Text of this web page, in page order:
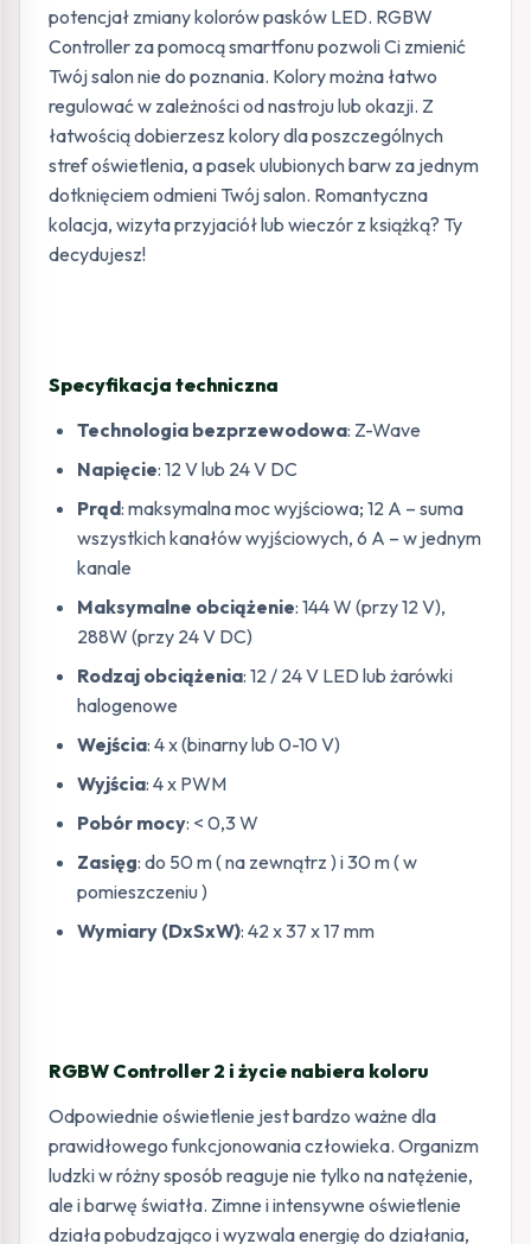
potencjał zmiany kolorów pasków LED. RGBW
Controller za pomocą smartfonu pozwoli Ci zmienić
Twój salon nie do poznania. Kolory można łatwo
regulować w zależności od nastroju lub okazji. Z
łatwością dobierzesz kolory dla poszczególnych
stref oświetlenia, a pasek ulubionych barw za jednym
dotknięciem odmieni Twój salon. Romantyczna
kolacja, wizyta przyjaciół lub wieczór z książką? Ty
decydujesz!
Specyfikacja techniczna
Technologia bezprzewodowa: Z-Wave
Napięcie: 12 V lub 24 V DC
Prąd: maksymalna moc wyjściowa; 12 A – suma
wszystkich kanałów wyjściowych, 6 A – w jednym
kanale
Maksymalne obciążenie: 144 W (przy 12 V),
288W (przy 24 V DC)
Rodzaj obciążenia: 12 / 24 V LED lub żarówki
halogenowe
Wejścia: 4 x (binarny lub 0-10 V)
Wyjścia: 4 x PWM
Pobór mocy: < 0,3 W
Zasięg: do 50 m ( na zewnątrz ) i 30 m ( w
pomieszczeniu )
Wymiary (DxSxW): 42 x 37 x 17 mm
RGBW Controller 2 i życie nabiera koloru
Odpowiednie oświetlenie jest bardzo ważne dla
prawidłowego funkcjonowania człowieka. Organizm
ludzki w różny sposób reaguje nie tylko na natężenie,
ale i barwę światła. Zimne i intensywne oświetlenie
działa pobudzająco i wyzwala energię do działania,